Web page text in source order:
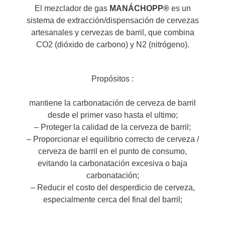
El mezclador de gas MANÁCHOPP®es un
sistema de extracción/dispensación de cervezas
artesanales y cervezas de barril, que combina
CO2 (dióxido de carbono) y N2 (nitrógeno).
Propósitos :
mantiene la carbonatación de cerveza de barril
desde el primer vaso hasta el ultimo;
– Proteger la calidad de la cerveza de barril;
– Proporcionar el equilibrio correcto de cerveza /
cerveza de barril en el punto de consumo,
evitando la carbonatación excesiva o baja
carbonatación;
– Reducir el costo del desperdicio de cerveza,
especialmente cerca del final del barril;